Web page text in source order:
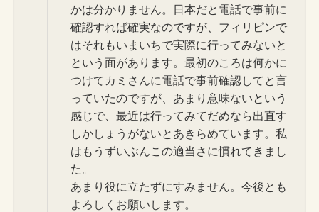
かは分かりません。日本だと電話で事前に
確認すれば確実なのですが、フィリピンで
はそれもいまいちで実際に行ってみないと
という面があります。最初のころは何かに
つけてカミさんに電話で事前確認してと言
っていたのですが、あまり意味ないという
感じで、最近は行ってみてだめなら出直す
しかしょうがないとあきらめています。私
はもうずいぶんこの適当さに慣れてきまし
た。
あまり役に立たずにすみません。今後とも
よろしくお願いします。